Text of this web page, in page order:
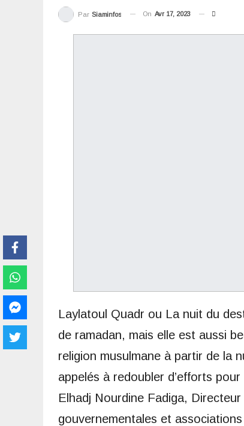
Par Siaminfos On Avr 17, 2023
Laylatoul Quadr ou La nuit du
de ramadan, mais elle est aussi
religion musulmane à partir de la
appelés à redoubler d’efforts
Elhadj Nourdine Fadiga,
gouvernementales et